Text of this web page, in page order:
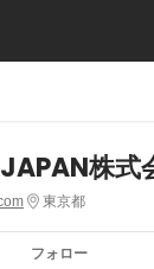
株式
東京都
フォロー